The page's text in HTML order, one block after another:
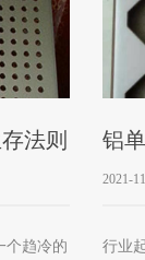
法则
个趋冷的
铝
2021-
行业